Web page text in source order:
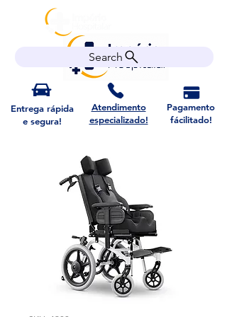
Search
Entrega rápida
e segura!
Atendimento
especializado!
Pagamento
fácilitado!